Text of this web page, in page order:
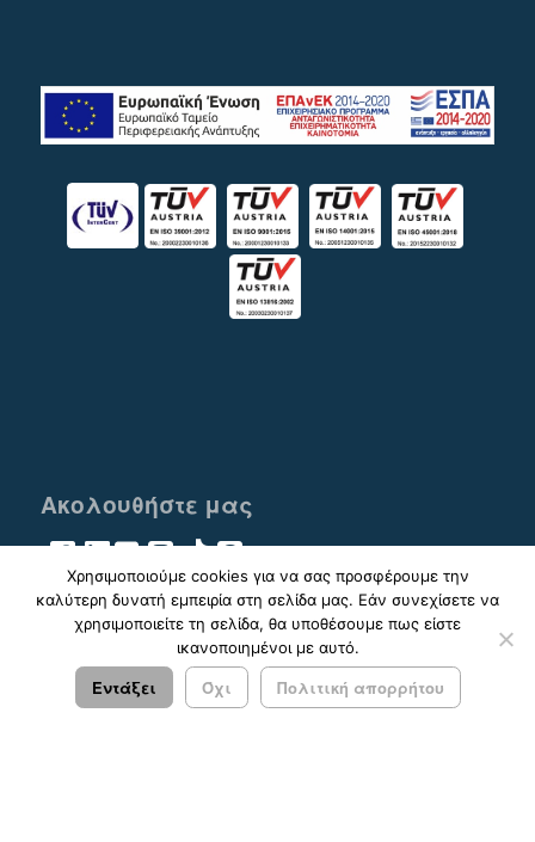
Ακολουθήστε μας
© 2023 - 2026 ΚΤΕΛ ΑΡΓΟΛΙΔΑΣ ΑΕ |Πολιτική
Απορρήτου
Σχεδιασμός & Ανάπτυξη:ΙΜΕ Πληροφορική
Χρησιμοποιούμε cookies για να σας προσφέρουμε την
καλύτερη δυνατή εμπειρία στη σελίδα μας. Εάν συνεχίσετε να
χρησιμοποιείτε τη σελίδα, θα υποθέσουμε πως είστε
ικανοποιημένοι με αυτό.
Εντάξει Όχι Πολιτική απορρήτου